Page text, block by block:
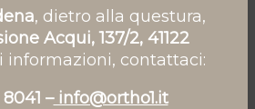
, dietro alla questura,
Acqui, 137/2, 41122
informazioni, contattaci:
–info@ortho1.it